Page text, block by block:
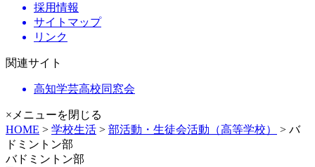
採用情報
サイトマップ
リンク
関連サイト
高知学芸高校同窓会
×メニューを閉じる
HOME > 学校生活 > 部活動・生徒会活動（高等学校）
> バ
ドミントン部
バドミントン部